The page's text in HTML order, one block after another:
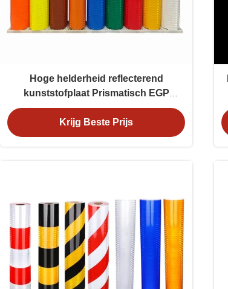
Hoge helderheid reflecterend
kunststofplaat Prismatisch EGP
reflecterend vinylplaat
Krijg Beste Prijs